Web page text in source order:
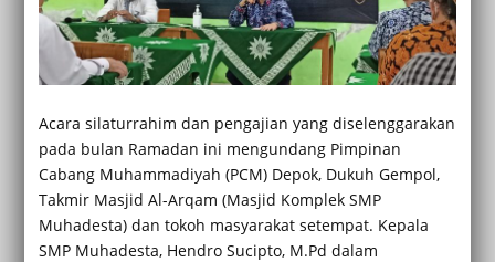
Acara silaturrahim dan pengajian yang diselenggarakan
pada bulan Ramadan ini mengundang Pimpinan
Cabang Muhammadiyah (PCM) Depok, Dukuh Gempol,
Takmir Masjid Al-Arqam (Masjid Komplek SMP
Muhadesta) dan tokoh masyarakat setempat. Kepala
SMP Muhadesta, Hendro Sucipto, M.Pd dalam